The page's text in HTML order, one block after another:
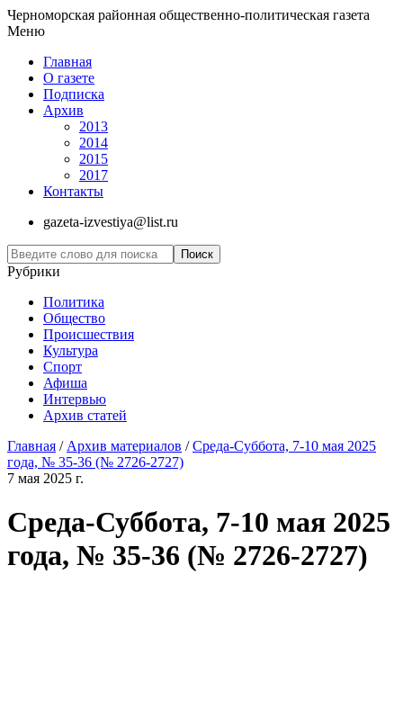
Черноморская районная общественно-политическая газета
Меню
Главная
О газете
Подписка
Архив
2013
2014
2015
2017
Контакты
gazeta-izvestiya@list.ru
Рубрики
Политика
Общество
Проиcшествия
Культура
Спорт
Афиша
Интервью
Архив статей
Главная / Архив материалов /Среда-Суббота, 7-10 мая 2025
года, № 35-36 (№ 2726-2727)
7 мая 2025 г.
Среда-Суббота, 7-10 мая 2025
года, № 35-36 (№ 2726-2727)